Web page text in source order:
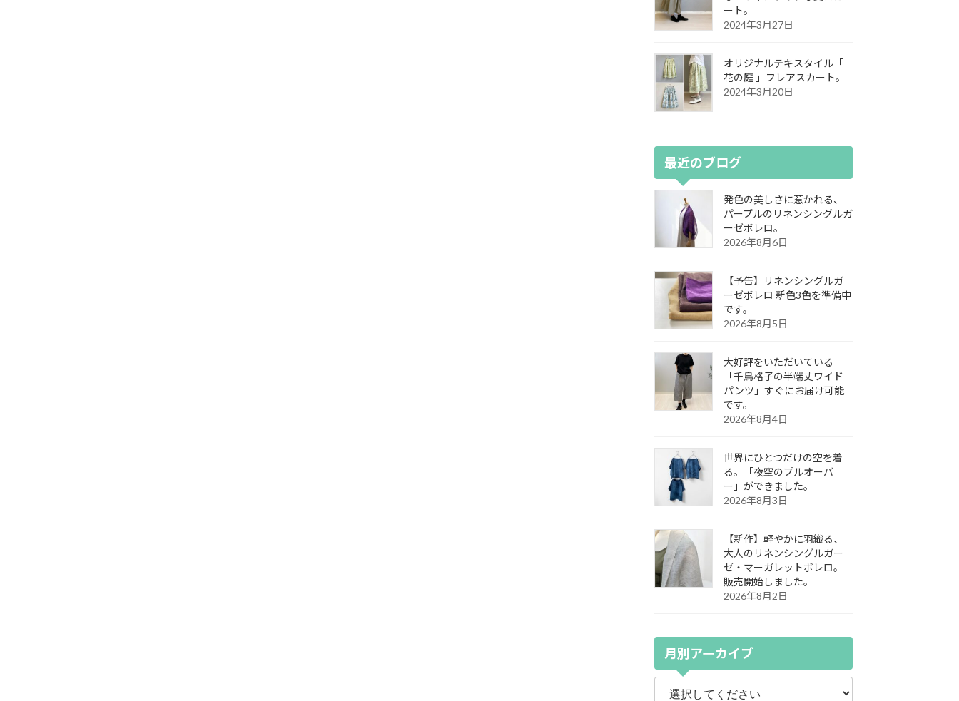
ート。
2024年3月27日
オリジナルテキスタイル「
花の庭 」フレアスカート。
2024年3月20日
最近のブログ
発色の美しさに惹かれる、
パープルのリネンシングルガ
ーゼボレロ。
2026年8月6日
【予告】リネンシングルガ
ーゼボレロ 新色3色を準備中
です。
2026年8月5日
大好評をいただいている
「千鳥格子の半端丈ワイド
パンツ」すぐにお届け可能
です。
2026年8月4日
世界にひとつだけの空を着
る。「夜空のプルオーバ
ー」ができました。
2026年8月3日
【新作】軽やかに羽織る、
大人のリネンシングルガー
ゼ・マーガレットボレロ。
販売開始しました。
2026年8月2日
月別アーカイブ